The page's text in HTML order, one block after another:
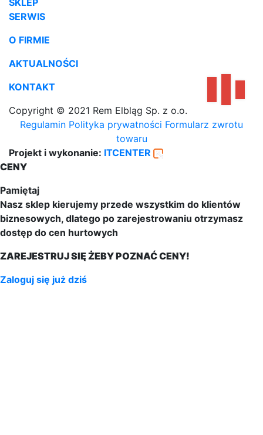
SERWIS
O FIRMIE
AKTUALNOŚCI
KONTAKT
Copyright © 2021 Rem Elbląg Sp. z o.o.
Regulamin Polityka prywatności Formularz zwrotu
towaru
Projekt i wykonanie: ITCENTER
CENY
Pamiętaj
Nasz sklep kierujemy przede wszystkim do klientów
biznesowych, dlatego po zarejestrowaniu otrzymasz
dostęp do cen hurtowych
ZAREJESTRUJ SIĘ ŻEBY POZNAĆ CENY!
Zaloguj się już dziś